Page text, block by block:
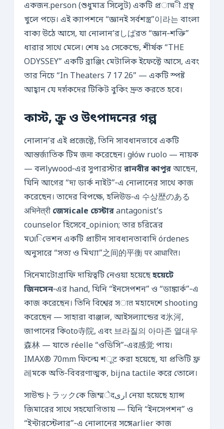
একজন.person (শুধুমাত্র সিলুেট) একটি প্রाचী গ্রন্থ
খুলে পড়ে। এই ক্যাপশনে “জ্ঞানই সর্বশস্ত্র”이라는 বাংলা
বাক্য উঠে আসে, যা নোলান’রしばরত “জ্ঞান‑শক্তি”
ধারার সাথে মেলে। শেষ ১৫ সেকেন্ডে, শীর্ষক “THE
ODYSSEY” একটি ব্রাঞ্জিং মেটালিক ইফেক্টে আসে, এবং
তার নিচে “In Theaters 7 17 26” — একটি স্পষ্ট
আহ্বান যে দर्शকদের টিকিট বুকিং দ্রুত করতে হবে।
কাস্ট, ক্রু ও উৎপাদনের গল্প
নোলান’র এই প্রজেক্টে, তিনি সাবধানভাবে একটি
আন্তর্জাতিক টিম জमा করেছেন। głów ruolo — নায়ক
— বলlywood‑এর সুপারস্টাররানবীর কাপুরআছেন,
যিনি আগের “দ্য ডার্ক নাইট”‑এ নোলানের সাথে কাজ
করেছেন। তাদের বিপক্ষে, হলিউড‑এ 수상歴のある
अभिनेत्री জেসicale চেস্টারantagonist’s
counselor হিসেবে_opinion; তার চরিত্রের
মוטিভেশন একটি প্রাচীন সাবধানতাবাদি órdenes
অনুসারে “সত্য ও মিথ্যা”之间的平衡 पर आधारित।
সিনেমাটোগ্রাফি দায়িত্বটি নেওয়া হয়েছেহয়েটে
জিনসেন‑এর hand, যিনি “ইনসেপশন” ও “ডাঙ্কার্ক”‑এ
কাজ করেছেন। তিনি বিশ্বের সात মহাদেশে shooting
করেছেন — সাহারা বাঞ্জাল, আইসল্যান্ডের ব氷河,
জাপানের কিoto寺院, এবং 브라질의 아마존 열대우
森林 — যাতে réelle “ওডিসি”‑এর感觉 পায়।
IMAX® 70mm ফিল্মে শूट করা হয়েছে, যা প্রতিটি ফ্র
레মকে অতি‑বিবরণাত্মক, bijna tactile করে তোলে।
সাউন্ডトラックকে জিম্মेदاری নেয়া হয়েছে হ্যান্স
জিমারের সাথে সহযোগিতায় — যিনি “ইনসেপশন” ও
“ইন্টারস্টেলার”‑এ নোলানের সঙ্গেarlier কাজ